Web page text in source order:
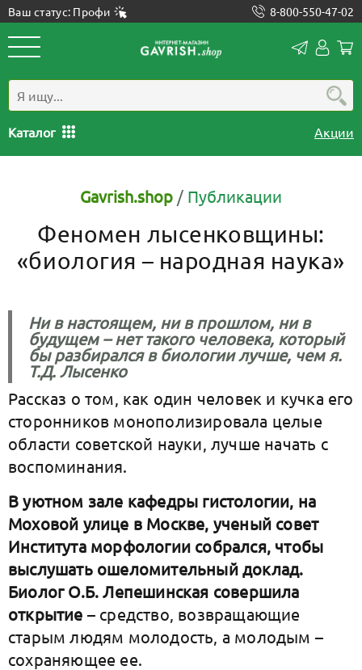
Ваш статус: Профи 8-800-550-47-02
Каталог Акции
Gavrish.shop / Публикации
Феномен лысенковщины:
«биология – народная наука»
Ни в настоящем, ни в прошлом, ни в
будущем – нет такого человека, который
бы разбирался в биологии лучше, чем я.
Т.Д. Лысенко
Рассказ о том, как один человек и кучка его
сторонников монополизировала целые
области советской науки, лучше начать с
воспоминания.
В уютном зале кафедры гистологии, на
Моховой улице в Москве, ученый совет
Института морфологии собрался, чтобы
выслушать ошеломительный доклад.
Биолог О.Б. Лепешинская совершила
открытие – средство, возвращающие
старым людям молодость, а молодым –
сохраняющее ее.